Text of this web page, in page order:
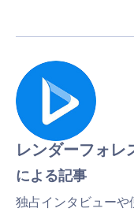
レンダーフォレ
による記事
独占インタビューや